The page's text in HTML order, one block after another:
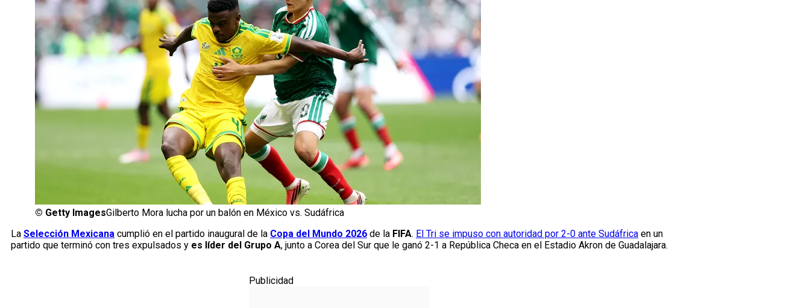
© Getty ImagesGilberto Mora lucha por un balón en México vs. Sudáfrica
La Selección Mexicana cumplió en el partido inaugural de la Copa del Mundo 2026 de la FIFA. El Tri se impuso con autoridad por 2-0 ante Sudáfrica en un
partido que terminó con tres expulsados y es líder del Grupo A, junto a Corea del Sur que le ganó 2-1 a República Checa en el Estadio Akron de Guadalajara.
Publicidad